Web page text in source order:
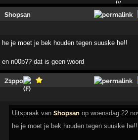
Shopsan
he je moet je bek houden tegen suuske he!!
en n00b?? dat is geen woord
Z1ppo
Uitspraak vanShopsan op woensdag 22
he je moet je bek houden tegen suuske he!!